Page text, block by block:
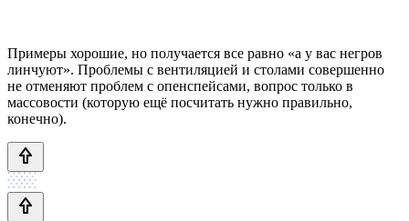
Примеры хорошие, но получается все равно «а у вас негров
линчуют». Проблемы с вентиляцией и столами совершенно
не отменяют проблем с опенспейсами, вопрос только в
массовости (которую ещё посчитать нужно правильно,
конечно).